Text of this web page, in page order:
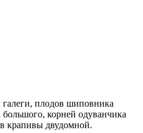
плодов шиповника
корней одуванчика
крапивы двудомной.